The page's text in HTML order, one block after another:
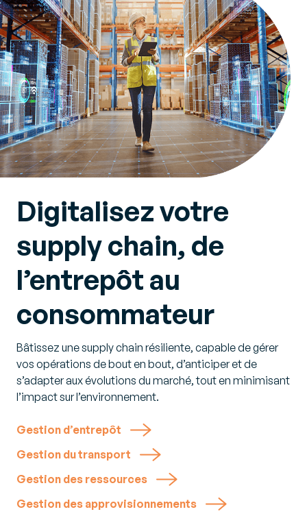
Digitalisez votre
supply chain, de
l’entrepôt au
consommateur
Bâtissez une supply chain résiliente, capable de gérer
vos opérations de bout en bout, d’anticiper et de
s’adapter aux évolutions du marché, tout en minimisant
l’impact sur l’environnement.
Gestion d’entrepôt
Gestion du transport
Gestion des ressources
Gestion des approvisionnements